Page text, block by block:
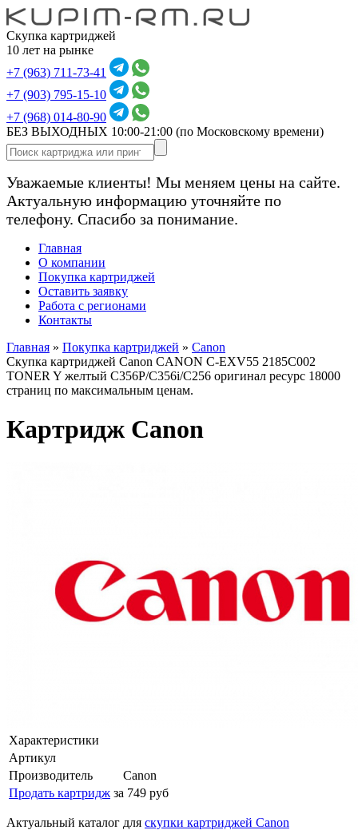
Скупка картриджей
10 лет на рынке
+7 (963) 711-73-41
+7 (903) 795-15-10
+7 (968) 014-80-90
БЕЗ ВЫХОДНЫХ 10:00-21:00 (по Московскому времени)
Уважаемые клиенты! Мы меняем цены на сайте.
Актуальную информацию уточняйте по
телефону. Спасибо за понимание.
Главная
О компании
Покупка картриджей
Оставить заявку
Работа с регионами
Контакты
Главная » Покупка картриджей » Canon
Скупка картриджей Canon CANON C-EXV55 2185C002
TONER Y желтый C356P/C356i/C256 оригинал ресурс 18000
страниц по максимальным ценам.
Картридж Canon
Характеристики
Артикул
Производитель
Canon
Продать картридж за 749 руб
Актуальный каталог для скупки картриджей Canon